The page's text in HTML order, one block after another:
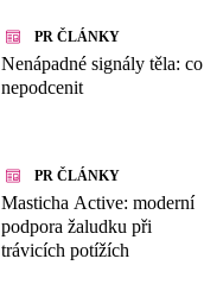
PR ČLÁNKY
Nenápadné signály těla: co
nepodcenit
PR ČLÁNKY
Masticha Active: moderní
podpora žaludku při
trávicích potížích